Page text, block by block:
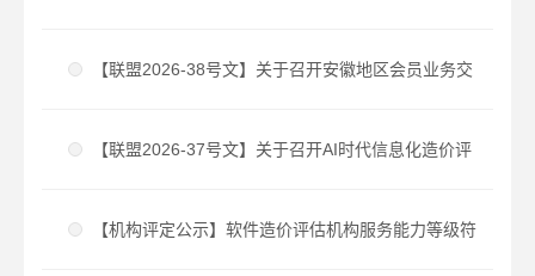
级符合性评定结果公布 2026年度第2批（总第30
批）
【联盟2026-38号文】关于召开安徽地区会员业务交
流座谈会的会议通知
【联盟2026-37号文】关于召开AI时代信息化造价评
估创新研讨会暨软件造价评估标准宣贯会的通知
【机构评定公示】软件造价评估机构服务能力等级符